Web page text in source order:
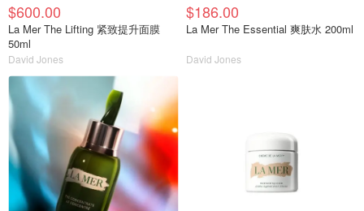
$600.00
La Mer The Lifting 紧致提升面膜
50ml
David Jones
$186.00
La Mer The Essential 爽肤水 200ml
David Jones